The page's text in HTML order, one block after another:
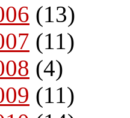
(13)
(11)
(4)
(11)